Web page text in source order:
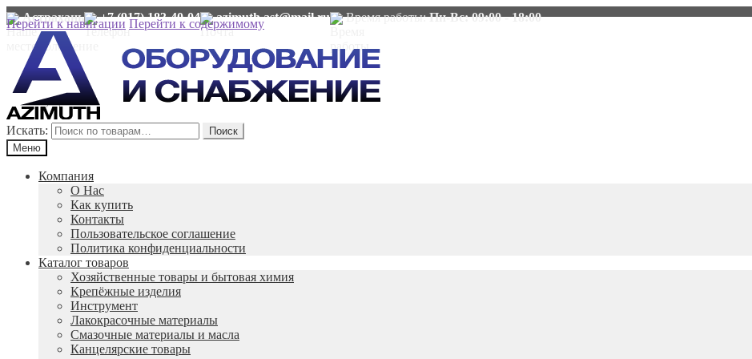
Астрахань +7 (917) 183-40-04 azimuth.ast@mail.ru Время работы:Пн-Вс: 09:00 - 18:00
Перейти к навигации Перейти к содержимому
Искать:
Поиск
Меню
Компания
О Нас
Как купить
Контакты
Пользовательское соглашение
Политика конфиденциальности
Каталог товаров
Хозяйственные товары и бытовая химия
Крепёжные изделия
Инструмент
Лакокрасочные материалы
Смазочные материалы и масла
Канцелярские товары